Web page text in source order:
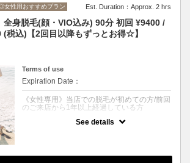
はご相談のみ無料で承ります。
※カウセリング後に施術をご希望される方
は、施術内容の入った新規クーポンでご予約
くださいませ。
女性用おすすめプラン Est. Duration：Approx. 2 hrs
全身脱毛(顔・VIO込み) 90分 初回 ¥9400 /
税込)【2回目以降もずっとお得☆】
Terms of use
Expiration Date：
《女性専用》当店での脱毛が初めての方/前回
のご来店から1年以上経過している方
さらに、1回目ご来店から90日以内のご予約
See details